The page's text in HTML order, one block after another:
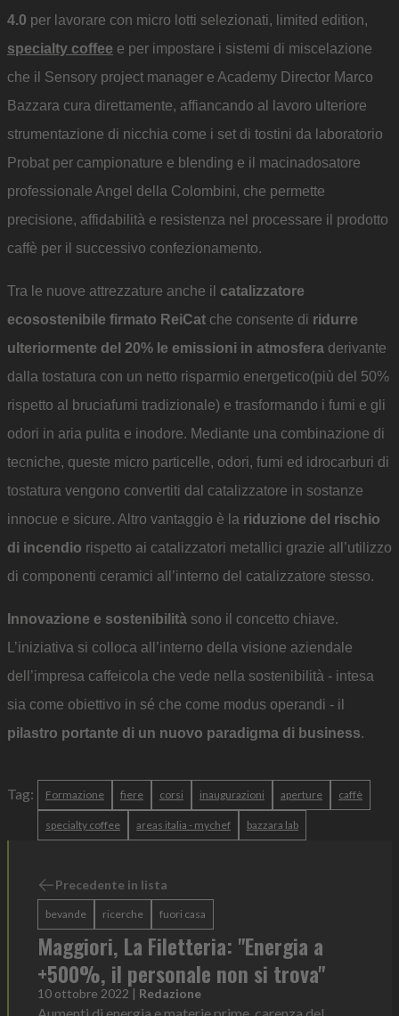
4.0 per lavorare con micro lotti selezionati, limited edition,
specialty coffee e per impostare i sistemi di miscelazione
che il Sensory project manager e Academy Director Marco
Bazzara cura direttamente, affiancando al lavoro ulteriore
strumentazione di nicchia come i set di tostini da laboratorio
Probat per campionature e blending e il macinadosatore
professionale Angel della Colombini, che permette
precisione, affidabilità e resistenza nel processare il prodotto
caffè per il successivo confezionamento.
Tra le nuove attrezzature anche il catalizzatore
ecosostenibile firmato ReiCat che consente di ridurre
ulteriormente del 20% le emissioni in atmosfera derivante
dalla tostatura con un netto risparmio energetico(più del 50%
rispetto al bruciafumi tradizionale) e trasformando i fumi e gli
odori in aria pulita e inodore. Mediante una combinazione di
tecniche, queste micro particelle, odori, fumi ed idrocarburi di
tostatura vengono convertiti dal catalizzatore in sostanze
innocue e sicure. Altro vantaggio è la riduzione del rischio
di incendio rispetto ai catalizzatori metallici grazie all’utilizzo
di componenti ceramici all’interno del catalizzatore stesso.
Innovazione e sostenibilità sono il concetto chiave.
L’iniziativa si colloca all’interno della visione aziendale
dell’impresa caffeicola che vede nella sostenibilità - intesa
sia come obiettivo in sé che come modus operandi - il
pilastro portante di un nuovo paradigma di business.
Tag: Formazione fiere corsi inaugurazioni aperture caffè
specialty coffee areas italia - mychef bazzara lab
Precedente in lista
bevande ricerche fuori casa
Maggiori, La Filetteria: "Energia a
+500%, il personale non si trova"
10 ottobre 2022 | Redazione